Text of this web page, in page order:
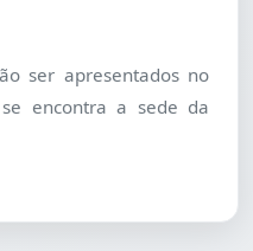
ser apresentados no
encontra a sede da